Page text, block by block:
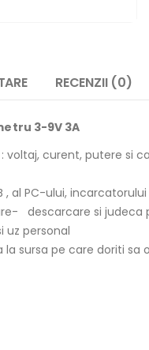
RECENZII (0)
3-9V 3A
voltaj, curent, putere si
, al PC-ului,
descarcare si
uz personal
sursa pe care doriti sa